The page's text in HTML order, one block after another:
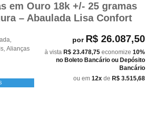
em Ouro 18k +/- 25 gramas
– Abaulada Lisa Confort
Alianças
por R$ 26.087,50
à vista R$ 23.478,75 economize 10%
no Boleto Bancário ou Depósito
Bancário
ou em 12x de R$ 3.515,68